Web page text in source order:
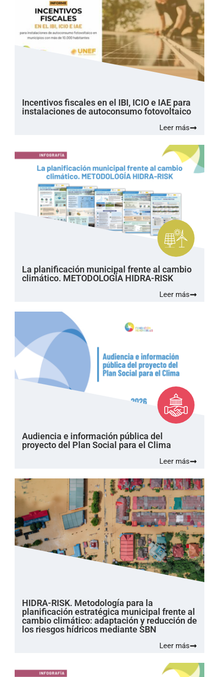
Incentivos fiscales en el IBI, ICIO e IAE para
instalaciones de autoconsumo fotovoltaico
Leer más
La planificación municipal frente al cambio
climático. METODOLOGÍA HIDRA-RISK
Leer más
Audiencia e información pública del
proyecto del Plan Social para el Clima
Leer más
HIDRA-RISK. Metodología para la
planificación estratégica municipal frente al
cambio climático: adaptación y reducción de
los riesgos hídricos mediante SBN
Leer más